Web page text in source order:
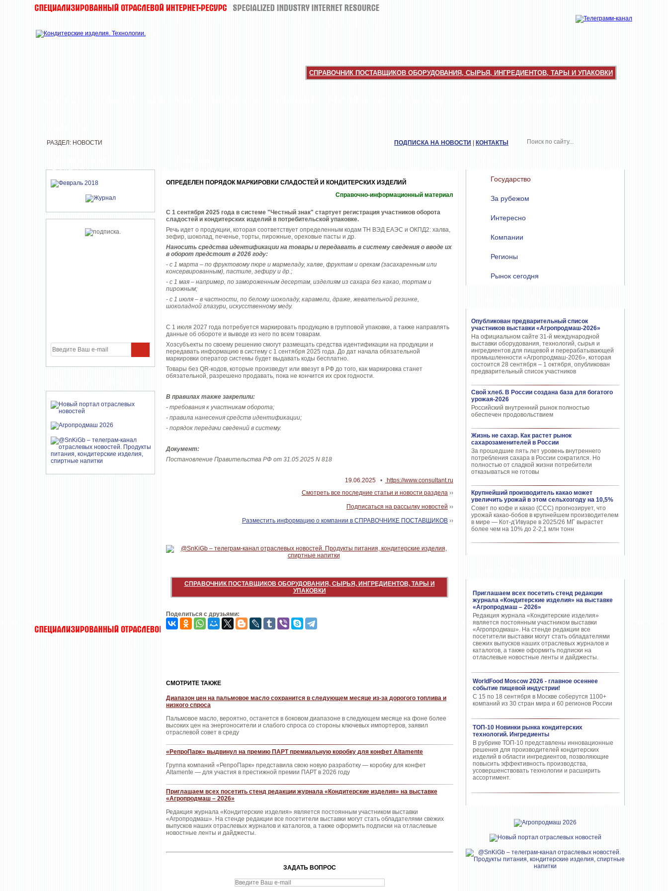
СПРАВОЧНИК ПОСТАВЩИКОВ ОБОРУДОВАНИЯ, СЫРЬЯ, ИНГРЕДИЕНТОВ, ТАРЫ И УПАКОВКИ
ЖУРНАЛА
Государство
За рубежом
Интересно
Компании
Регионы
Рынок сегодня
Опубликован предварительный список
участников выставки «Агропродмаш-2026»
На официальном сайте 31-й международной
выставки оборудования, технологий, сырья и
ингредиентов для пищевой и перерабатывающей
промышленности «Агропродмаш-2026», которая
состоится 28 сентября – 1 октября, опубликован
предварительный список участников
Свой хлеб. В России создана база для богатого
урожая-2026
Российский внутренний рынок полностью
обеспечен продовольствием
Жизнь не сахар. Как растет рынок
сахарозаменителей в России
За прошедшие пять лет уровень внутреннего
потребления сахара в России сократился. Но
полностью от сладкой жизни потребители
отказываться не готовы
Крупнейший производитель какао может
увеличить урожай в этом сельхозгоду на 10,5%
Совет по кофе и какао (CCC) прогнозирует, что
урожай какао-бобов в крупнейшем производителем
в мире — Кот-д’Ивуаре в 2025/26 МГ вырастет
более чем на 10% до 2-2,1 млн тонн
Приглашаем всех посетить стенд редакции
журнала «Кондитерские изделия» на выставке
«Агропродмаш – 2026»
Редакция журнала «Кондитерские изделия»
является постоянным участником выставки
«Агропродмаш». На стенде редакции все
посетители выставки могут стать обладателями
свежих выпусков наших отраслевых журналов и
каталогов, а также оформить подписки на
отласлевые новостные ленты и дайджесты.
WorldFood Moscow 2026 - главное осеннее
событие пищевой индустрии!
С 15 по 18 сентября в Москве соберутся 1100+
компаний из 30 стран мира и 60 регионов России
ТОП-10 Новинки рынка кондитерских
технологий. Ингредиенты
В рубрике ТОП-10 представлены инновационные
решения для производителей кондитерских
изделий в области ингредиентов, позволяющие
повысить эффективность производства,
усовершенствовать технологии и расширить
ассортимент.
РАЗДЕЛ: НОВОСТИ ПОДПИСКА НА НОВОСТИ КОНТАКТЫ
ОПРЕДЕЛЕН ПОРЯДОК МАРКИРОВКИ СЛАДОСТЕЙ И КОНДИТЕРСКИХ ИЗДЕЛИЙ
Справочно-информационный материал
С 1 сентября 2025 года в системе "Честный знак" стартует регистрация участников оборота
сладостей и кондитерских изделий в потребительской упаковке.
Речь идет о продукции, которая соответствует определенным кодам ТН ВЭД ЕАЭС и ОКПД2: халва,
зефир, шоколад, печенье, торты, пирожные, ореховые пасты и др.
Наносить средства идентификации на товары и передавать в систему сведения о вводе их
в оборот предстоит в 2026 году:
- с 1 марта – по фруктовому пюре и мармеладу, халве, фруктам и орехам (засахаренным или
консервированным), пастиле, зефиру и др.;
- с 1 мая – например, по замороженным десертам, изделиям из сахара без какао, тортам и
пирожным;
- с 1 июля – в частности, по белому шоколаду, карамели, драже, жевательной резинке,
шоколадной глазури, искусственному меду.
С 1 июля 2027 года потребуется маркировать продукцию в групповой упаковке, а также направлять
данные об обороте и выводе из него по всем товарам.
Хозсубъекты по своему решению смогут размещать средства идентификации на продукции и
передавать информацию в систему с 1 сентября 2025 года. До дат начала обязательной
маркировки оператор системы будет выдавать коды бесплатно.
Товары без QR-кодов, которые произведут или ввезут в РФ до того, как маркировка станет
обязательной, разрешено продавать, пока не кончится их срок годности.
В правилах также закрепили:
- требования к участникам оборота;
- правила нанесения средств идентификации;
- порядок передачи сведений в систему.
Документ:
Постановление Правительства РФ от 31.05.2025 N 818
19.06.2025 •
https://www.consultant.ru
Смотреть все последние статьи и новости раздела ››
Подписаться на рассылку новостей ››
Разместить информацию о компании в СПРАВОЧНИКЕ ПОСТАВЩИКОВ ››
СПРАВОЧНИК ПОСТАВЩИКОВ ОБОРУДОВАНИЯ, СЫРЬЯ, ИНГРЕДИЕНТОВ, ТАРЫ И
УПАКОВКИ
Поделиться с друзьями:
CМОТРИТЕ ТАКЖЕ
Диапазон цен на пальмовое масло сохранится в следующем месяце из-за дорогого топлива и
низкого спроса
Пальмовое масло, вероятно, останется в боковом диапазоне в следующем месяце на фоне более
высоких цен на энергоносители и слабого спроса со стороны ключевых импортеров, заявил
отраслевой совет в среду
«РепроПарк» выдвинул на премию ПАРТ премиальную коробку для конфет Altamente
Группа компаний «РепроПарк» представила свою новую разработку — коробку для конфет
Altamente — для участия в престижной премии ПАРТ в 2026 году
Приглашаем всех посетить стенд редакции журнала «Кондитерские изделия» на выставке
«Агропродмаш – 2026»
Редакция журнала «Кондитерские изделия» является постоянным участником выставки
«Агропродмаш». На стенде редакции все посетители выставки могут стать обладателями свежих
выпусков наших отраслевых журналов и каталогов, а также оформить подписки на отласлевые
новостные ленты и дайджесты.
ЗАДАТЬ ВОПРОС